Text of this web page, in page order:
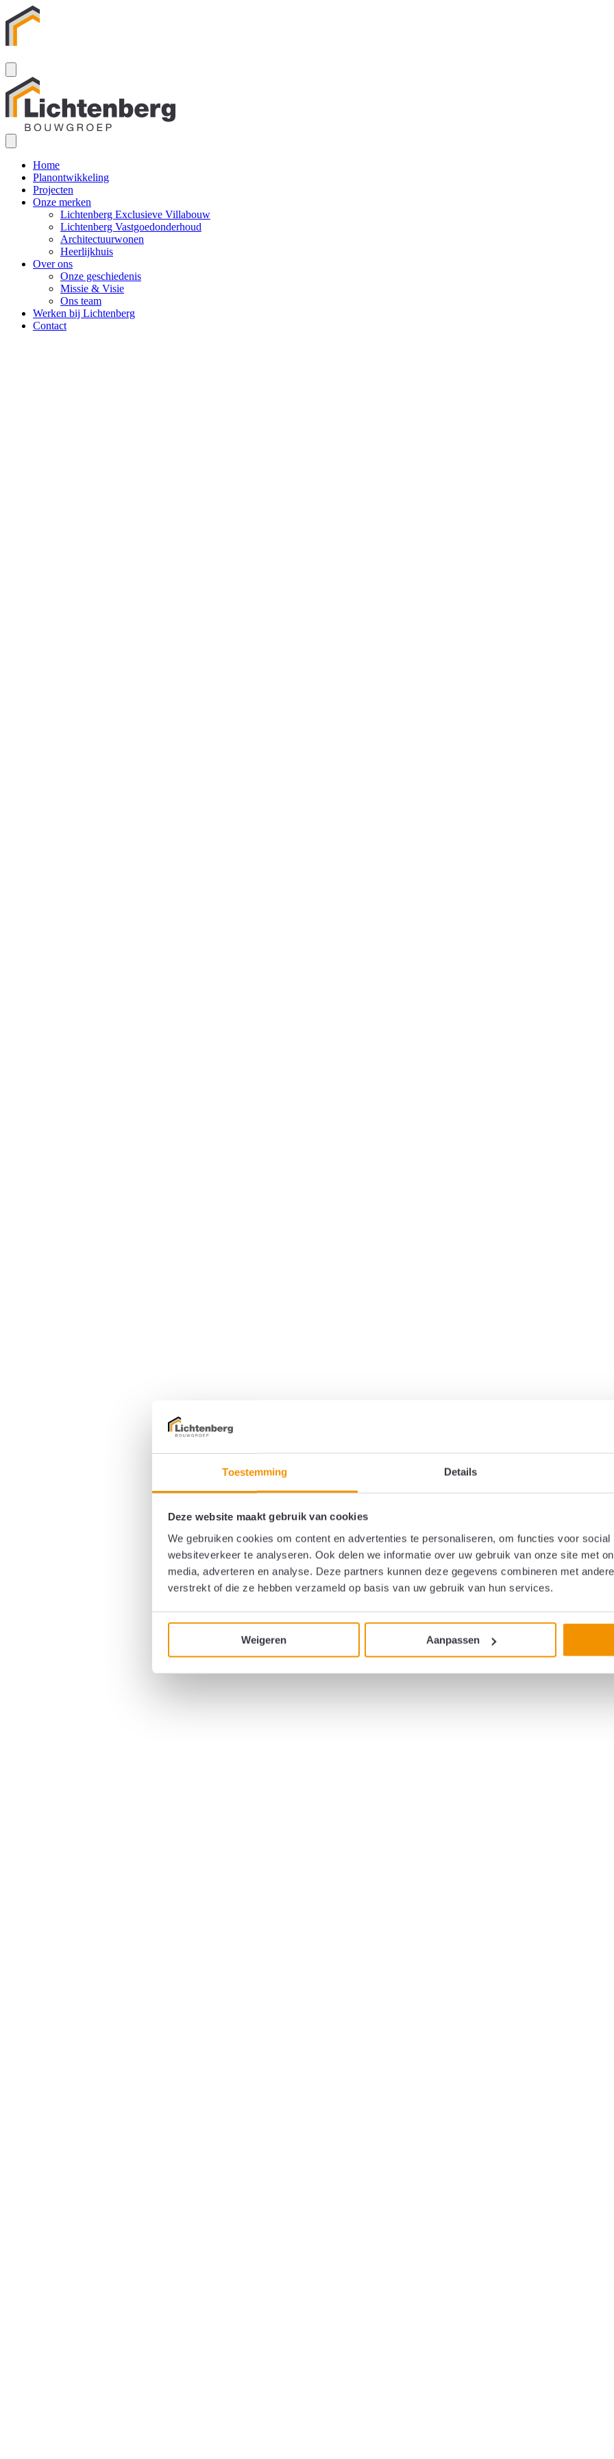
Toestemming Details
Deze website maakt gebruik van cookies
We gebruiken cookies om content en advertenties te personaliseren, om functies voor
websiteverkeer te analyseren. Ook delen we informatie over uw gebruik van onze site met
media, adverteren en analyse. Deze partners kunnen deze gegevens combineren met
verstrekt of die ze hebben verzameld op basis van uw gebruik van hun services.
Weigeren Aanpassen
Home
Planontwikkeling
Projecten
Onze merken
Lichtenberg Exclusieve Villabouw
Lichtenberg Vastgoedonderhoud
Architectuurwonen
Heerlijkhuis
Over ons
Onze geschiedenis
Missie & Visie
Ons team
Werken bij Lichtenberg
Contact